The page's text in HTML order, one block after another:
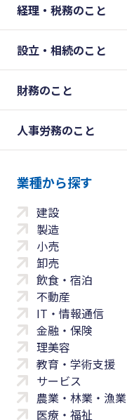
経理・税務のこと
設立・相続のこと
財務のこと
人事労務のこと
業種から探す
建設
製造
小売
卸売
飲食・宿泊
不動産
IT・情報通信
金融・保険
理美容
教育・学術支援
サービス
農業・林業・漁業
医療・福祉